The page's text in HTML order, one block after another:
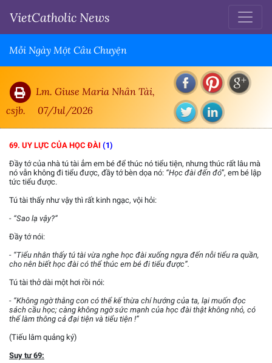
VietCatholic News
Mỗi Ngày Một Câu Chuyện
Lm. Giuse Maria Nhân Tài,
csjb.
07/Jul/2026
69. UY LỰC CỦA HỌC ĐÀI (1)
Đầy tớ của nhà tú tài ẳm em bé để thúc nó tiểu tiện, nhưng thúc rất lâu mà
nó vẫn không đi tiểu được, đầy tớ bèn dọa nó: “Học đài đến đó”, em bé lập
tức tiểu được.
Tú tài thấy như vậy thì rất kinh ngạc, vội hỏi:
- “Sao lạ vậy?”
Đầy tớ nói:
- “Tiểu nhân thấy tú tài vừa nghe học đài xuống ngựa đến nỗi tiểu ra quần,
cho nên biết học đài có thể thúc em bé đi tiểu được”.
Tú tài thở dài một hơi rồi nói:
- “Không ngờ thằng con có thể kế thừa chí hướng của ta, lại muốn đọc
sách cầu học; càng không ngờ sức mạnh của học đài thật không nhỏ, có
thể làm thông cả đại tiện và tiểu tiện !”
(Tiếu lâm quảng ký)
Suy tư 69: